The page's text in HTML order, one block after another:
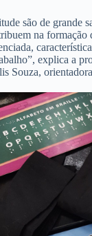
são de grande
na formação
explica a
Souza,